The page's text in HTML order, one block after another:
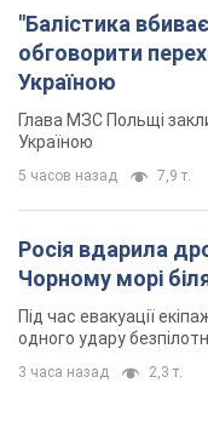
"Балістика
обговорити
Україною
Глава МЗС Польщі
Україною
5 часов назад 7,9 т.
Росія вдарила
Чорному морі
Під час евакуації
одного удару
3 часа назад 2,3 т.